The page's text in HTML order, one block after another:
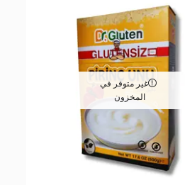
غير متوفر في
المخزون